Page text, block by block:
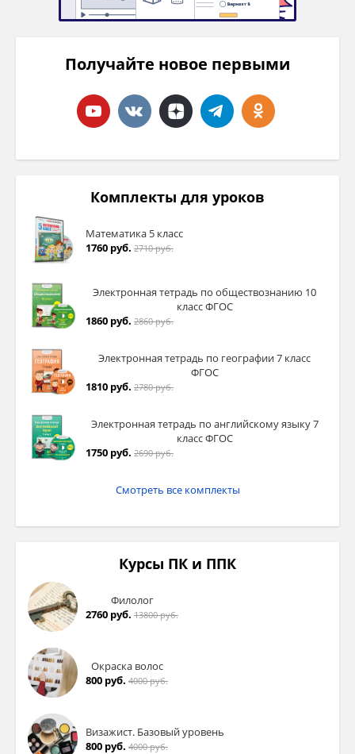
Получайте новое первыми
Комплекты для уроков
Математика 5 класс
1760 руб. 2710 руб.
Электронная тетрадь по обществознанию 10
класс ФГОС
1860 руб. 2860 руб.
Электронная тетрадь по географии 7 класс
ФГОС
1810 руб. 2780 руб.
Электронная тетрадь по английскому языку 7
класс ФГОС
1750 руб. 2690 руб.
Смотреть все комплекты
Курсы ПК и ППК
Филолог
2760 руб. 13800 руб.
Окраска волос
800 руб. 4000 руб.
Визажист. Базовый уровень
800 руб. 4000 руб.